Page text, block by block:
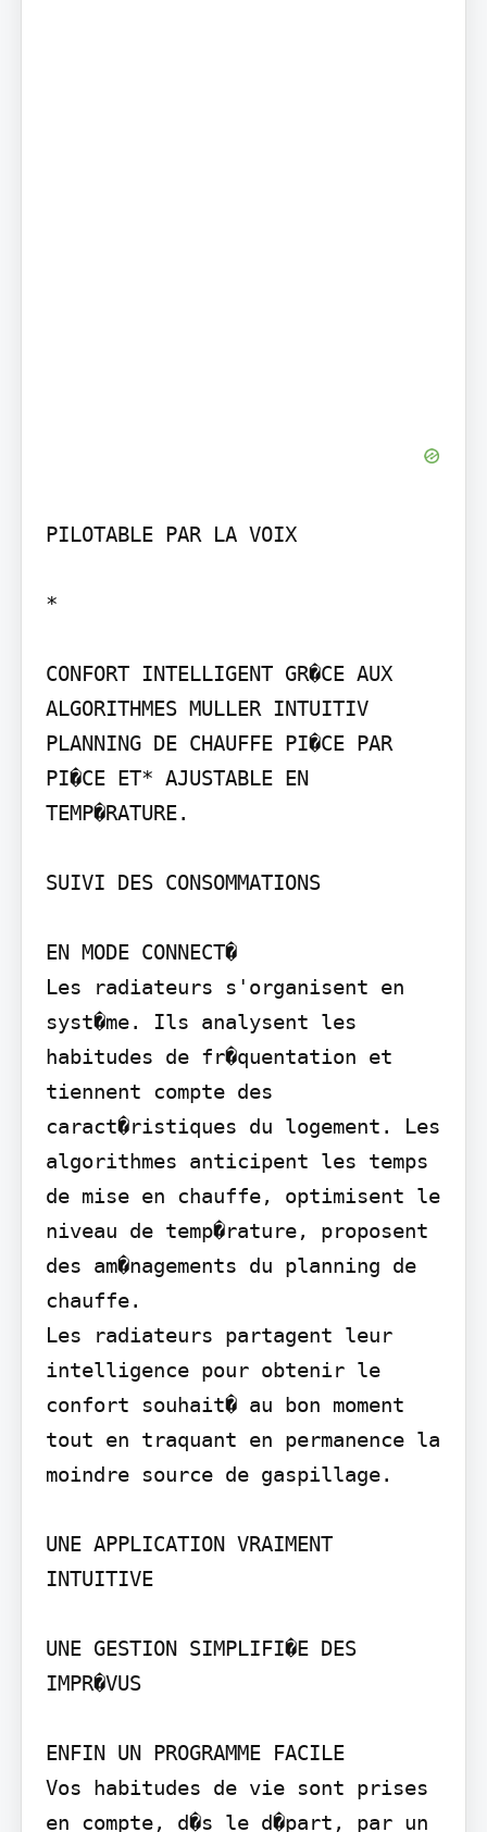
PILOTABLE PAR LA VOIX
*
CONFORT INTELLIGENT GR�CE AUX
ALGORITHMES MULLER INTUITIV
PLANNING DE CHAUFFE PI�CE PAR
PI�CE ET* AJUSTABLE EN
TEMP�RATURE.
SUIVI DES CONSOMMATIONS
EN MODE CONNECT�
Les radiateurs s'organisent en
syst�me. Ils analysent les
habitudes de fr�quentation et
tiennent compte des
caract�ristiques du logement. Les
algorithmes anticipent les temps
de mise en chauffe, optimisent le
niveau de temp�rature, proposent
des am�nagements du planning de
chauffe.
Les radiateurs partagent leur
intelligence pour obtenir le
confort souhait� au bon moment
tout en traquant en permanence la
moindre source de gaspillage.
UNE APPLICATION VRAIMENT
INTUITIVE
UNE GESTION SIMPLIFI�E DES
IMPR�VUS
ENFIN UN PROGRAMME FACILE
Vos habitudes de vie sont prises
en compte, d�s le d�part, par un